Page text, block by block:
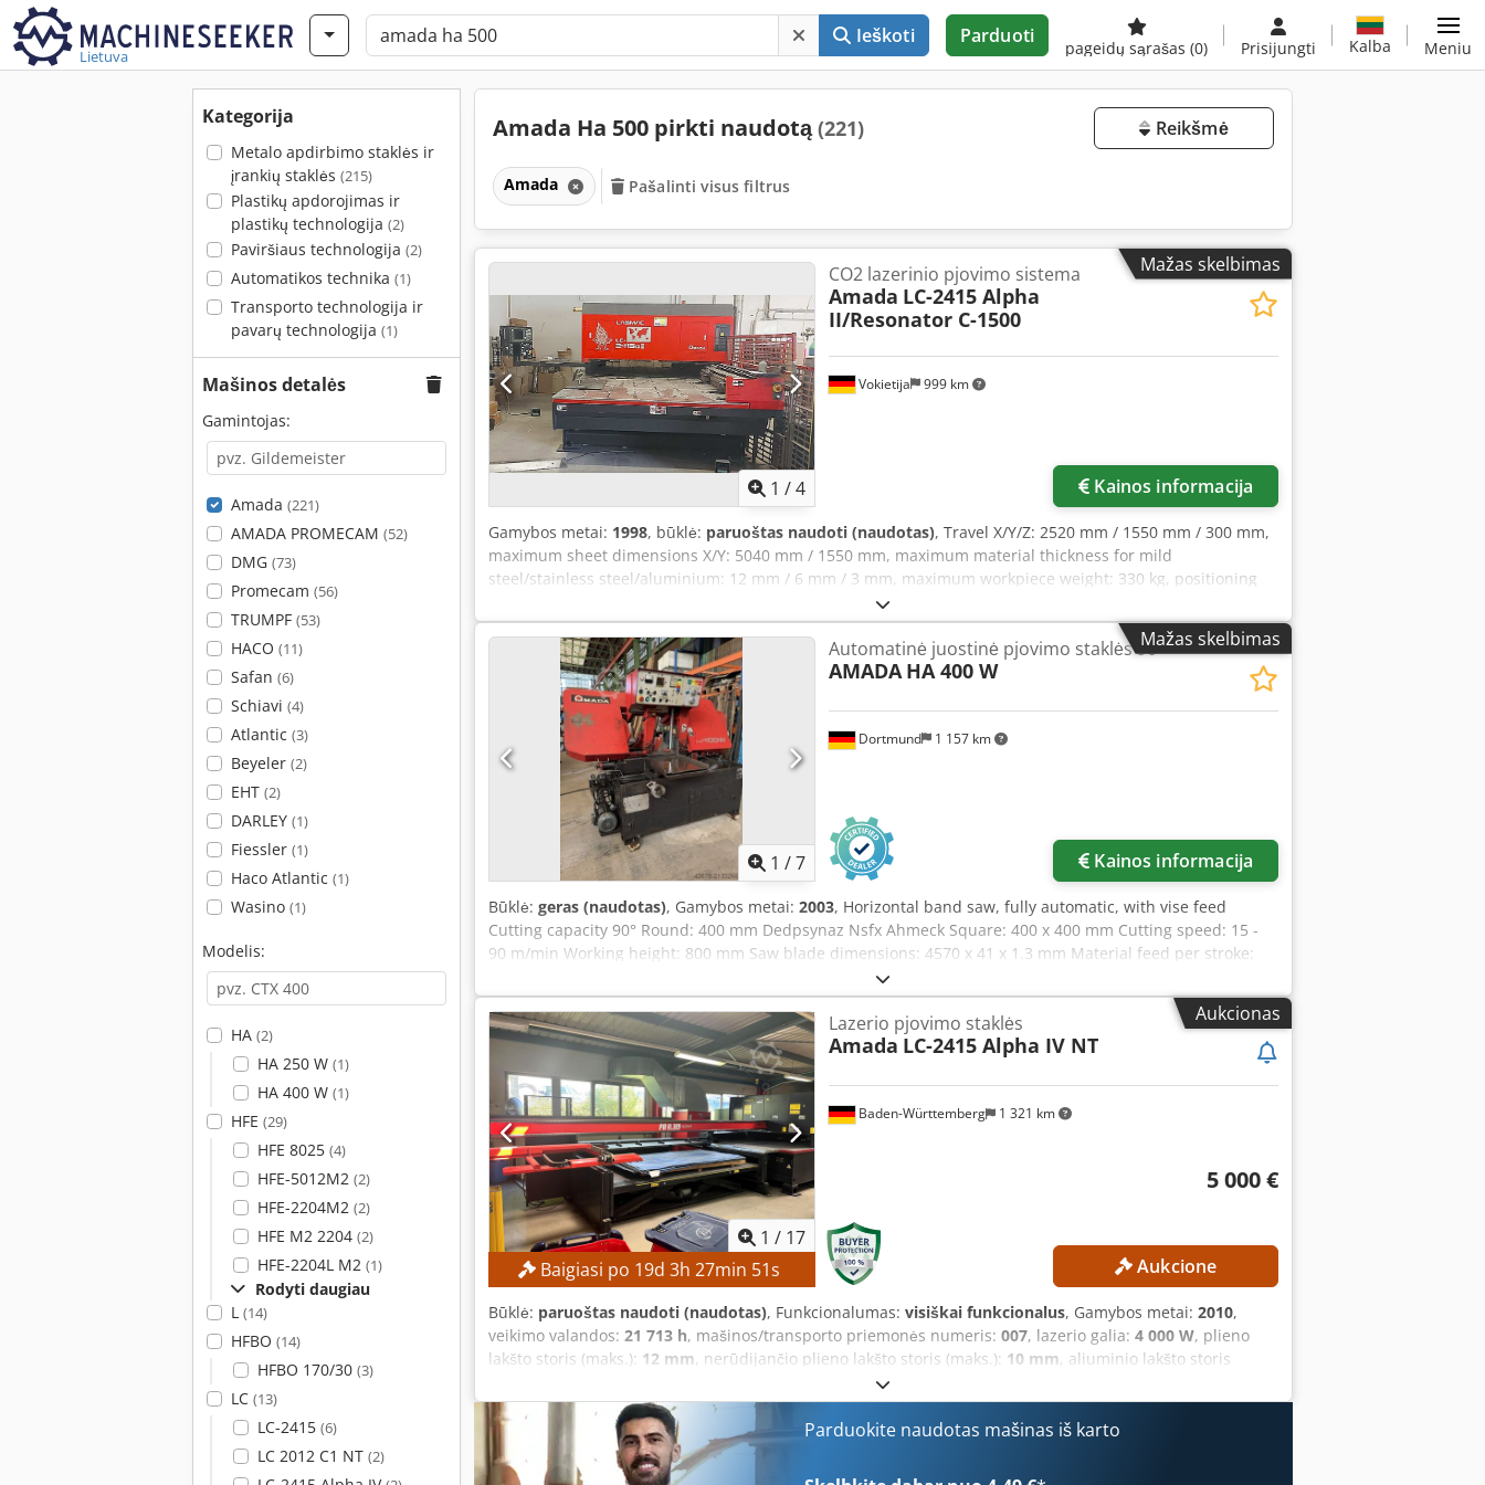
Lietuva
Ieškoti Parduoti
pageidų sąrašas (0) Prisijungti Kalba Meniu
Kategorija
Metalo apdirbimo staklės ir
įrankių staklės (215)
Plastikų apdorojimas ir
plastikų technologija (2)
Paviršiaus technologija (2)
Automatikos technika (1)
Transporto technologija ir
pavarų technologija (1)
Mašinos detalės
Gamintojas:
Amada (221)
AMADA PROMECAM (52)
DMG (73)
Promecam (56)
TRUMPF (53)
HACO (11)
Safan (6)
Schiavi (4)
Atlantic (3)
Beyeler (2)
EHT (2)
DARLEY (1)
Fiessler (1)
Haco Atlantic (1)
Wasino (1)
Modelis:
HA (2)
HA 250 W (1)
HA 400 W (1)
HFE (29)
HFE 8025 (4)
HFE-5012M2 (2)
HFE-2204M2 (2)
HFE M2 2204 (2)
HFE-2204L M2 (1)
Rodyti daugiau
L (14)
HFBO (14)
HFBO 170/30 (3)
LC (13)
LC-2415 (6)
LC 2012 C1 NT (2)
Amada Ha 500 pirkti naudotą(221) Reikšmė
Amada Pašalinti visus filtrus
Mažas skelbimas
1 /4
Vokietija 999 km
CO2 lazerinio pjovimo sistema
Amada LC-2415 Alpha
II/Resonator C-1500
Kainos informacija
Gamybos metai: 1998, būklė: paruoštas naudoti (naudotas), Travel X/Y/Z: 2520 mm / 1550 mm / 300 mm,
maximum sheet dimensions X/Y: 5040 mm / 1550 mm, maximum material thickness for mild
steel/stainless steel/aluminium: 12 mm / 6 mm / 3 mm, maximum workpiece weight: 330 kg, positioning
speed: 80 m/min / 80 m/min / 60 mm/min, positioning accuracy: +/-0.01 mm. Machine dimensions X/Y/Z:
approx. 5650 mm / 3650 mm / 2100 mm, weight: approx. 6600 kg, operating hours: 29,499 h. Includes
Fanuc laser model C1500. Documentation available. On-site inspection possible. Dodpfx Ahjv Ip R Aemeck
Mažas skelbimas
1 /7
Dortmund 1 157 km
Automatinė juostinė pjovimo staklės 90°
AMADA HA 400 W
Kainos informacija
Būklė: geras (naudotas), Gamybos metai: 2003, Horizontal band saw, fully automatic, with vise feed
Cutting capacity 90° Round: 400 mm Dedpsynaz Nsfx Ahmeck Square: 400 x 400 mm Cutting speed: 15 -
90 m/min Working height: 800 mm Saw blade dimensions: 4570 x 41 x 1.3 mm Material feed per stroke:
560 mm Multiple feed: up to 9 times = 5040 mm Motor power: 5.5 kW Dimensions (L x W x H): 2250 x 2850
x 1700 mm Weight: 2500 kg Accessories / Special features: • Fully hydraulic: workpiece clamping, saw feed,
bow lift, and material feed • Vise feed • Worm chip conveyor • Fully automatic operation or single cuts •
Automatic adjustment of bow lift height according to material diameter • Max. cut length 560 mm with
single feed • 5040 mm with multiple feed • Hydraulic clamping pressure regulation for the vise • Saw band
guidance via deflection rollers and carbide jaws • Constant saw blade tension with automatic shutoff in
case of blade breakage • Coolant system • Piece counter • Emergency stop switch • CE-compliant Siegfried
Volz Werkzeugmaschinen Rüschebrinkstr. 151-153 DE - 44143 Dortmund - Wambel
Aukcionas
1 / 17
Baigiasi po 19d3h27min 50s
Baden-Württemberg 1 321 km
Lazerio pjovimo staklės
Amada LC-2415 Alpha IV NT
5 000 €
Aukcione
Būklė: paruoštas naudoti (naudotas), Funkcionalumas: visiškai funkcionalus, Gamybos metai: 2010,
veikimo valandos: 21 713 h, mašinos/transporto priemonės numeris: 007, lazerio galia: 4 000 W, plieno
lakšto storis (maks.): 12 mm, nerūdijančio plieno lakšto storis (maks.): 10 mm, aliuminio lakšto storis
1 550 mm
minimalios kainos – garantuotas pardavimas už aukščiausią pasiūlymą! Įranga buvo kasmet prižiūrima
(paskutinį kartą – 2025 m. gruodį) (yra priežiūros ataskaitos)! „Laser Turbo-Blower“ buvo pakeistas 2021 m.
X ašis ir Y ašis buvo atnaujintos 2023 m., kai įrenginys buvo įjungtas 27 066 valandas. TECHNINĖS
CHARAKTERISTIKOS X ašies judėjimo diapazonas: 2 520 mm Y ašies judėjimo diapazonas: 1 550 mm Z
Parduokite naudotas mašinas iš karto